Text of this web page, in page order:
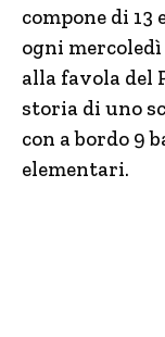
compone di 13
ogni mercoledì
alla favola del
storia di uno
con a bordo 9
elementari.